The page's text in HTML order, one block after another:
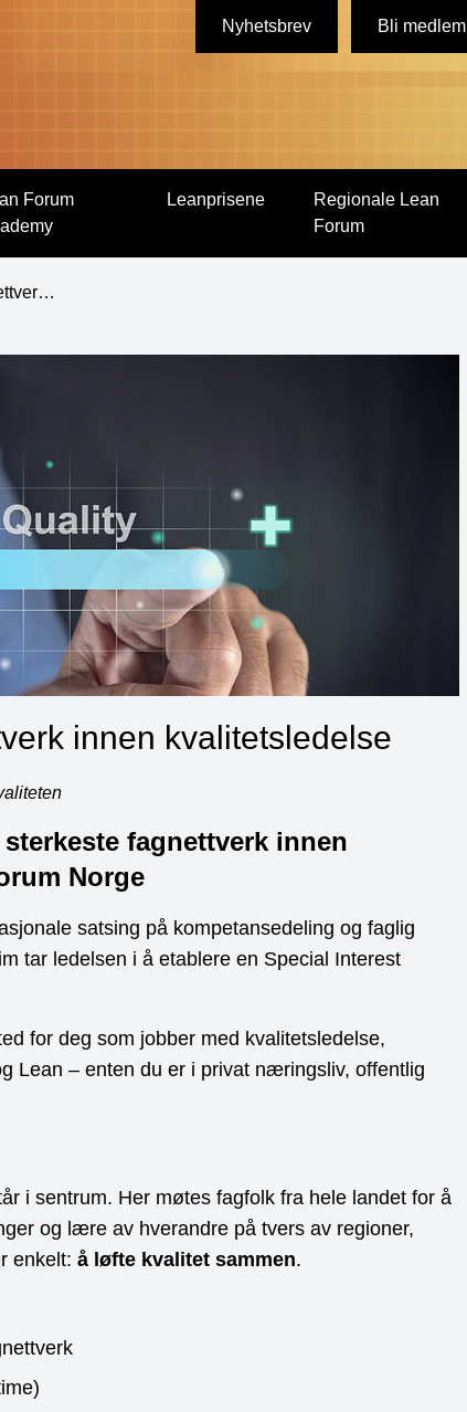
Nyhetsbrev Bli medlem
Forum
Leanprisene
Regionale Lean
Forum
innen kvalitetsledelse
fagnettverk innen
Norge
satsing på kompetansedeling og faglig
tar ledelsen i å etablere en Special Interest
for deg som jobber med kvalitetsledelse,
Lean – enten du er i privat næringsliv, offentlig
i sentrum. Her møtes fagfolk fra hele landet for å
og lære av hverandre på tvers av regioner,
enkelt: å løfte kvalitet sammen.